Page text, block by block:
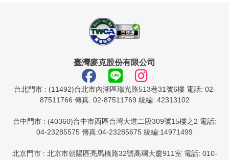
臺灣麥克股份有限公司
台北門市 : (11492)台北市內湖區瑞光路513巷31號6樓 電話: 02-
87511766 傳真: 02-87511769 統編: 42313102
台中門市 : (40360)台中市西區台灣大道二段309號15樓之2 電話:
04-23285575 傳真:04-23285675 統編:14971499
北京門市 : 北京市朝陽區亮馬橋路32號高斕大廈911室 電話: 010-